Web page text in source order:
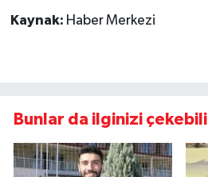
Kaynak: Haber Merkezi
Bunlar da ilginizi